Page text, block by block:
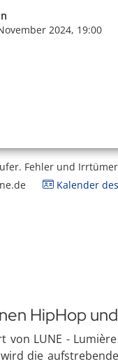
2024, 19:00
Fehler und
Kalender
HipHop
LUNE -
die